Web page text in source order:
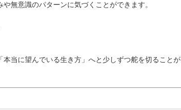
無意識のパターンに気づくことができます。
当に望んでいる生き方」へと少しずつ舵を切ることが